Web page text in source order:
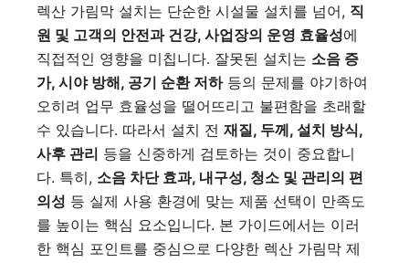
렉산 가림막 설치는 단순한 시설물 설치를 넘어, 직
원 및 고객의 안전과 건강, 사업장의 운영 효율성에
직접적인 영향을 미칩니다. 잘못된 설치는 소음 증
가, 시야 방해, 공기 순환 저하등의 문제를 야기하여
오히려 업무 효율성을 떨어뜨리고 불편함을 초래할
수 있습니다. 따라서 설치 전 재질, 두께, 설치 방식,
사후 관리 등을 신중하게 검토하는 것이 중요합니
다. 특히, 소음 차단 효과, 내구성, 청소 및 관리의 편
의성 등 실제 사용 환경에 맞는 제품 선택이 만족도
를 높이는 핵심 요소입니다. 본 가이드에서는 이러
한 핵심 포인트를 중심으로 다양한 렉산 가림막 제